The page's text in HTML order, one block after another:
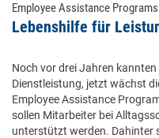
Employee Assistance Programs
Lebenshilfe für
Noch vor drei Jahren
Dienstleistung, jetzt wächst
Employee Assistance
sollen Mitarbeiter bei
unterstützt werden. Dahinter